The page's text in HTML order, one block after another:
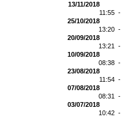
13/11/2018
11:55 -
25/10/2018
13:20 -
20/09/2018
13:21 -
10/09/2018
08:38 -
23/08/2018
11:54 -
07/08/2018
08:31 -
03/07/2018
10:42 -